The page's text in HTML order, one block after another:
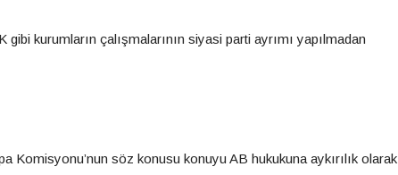
kurumların çalışmalarının siyasi parti ayrımı yapılmadan
Komisyonu’nun söz konusu konuyu AB hukukuna aykırılık olarak